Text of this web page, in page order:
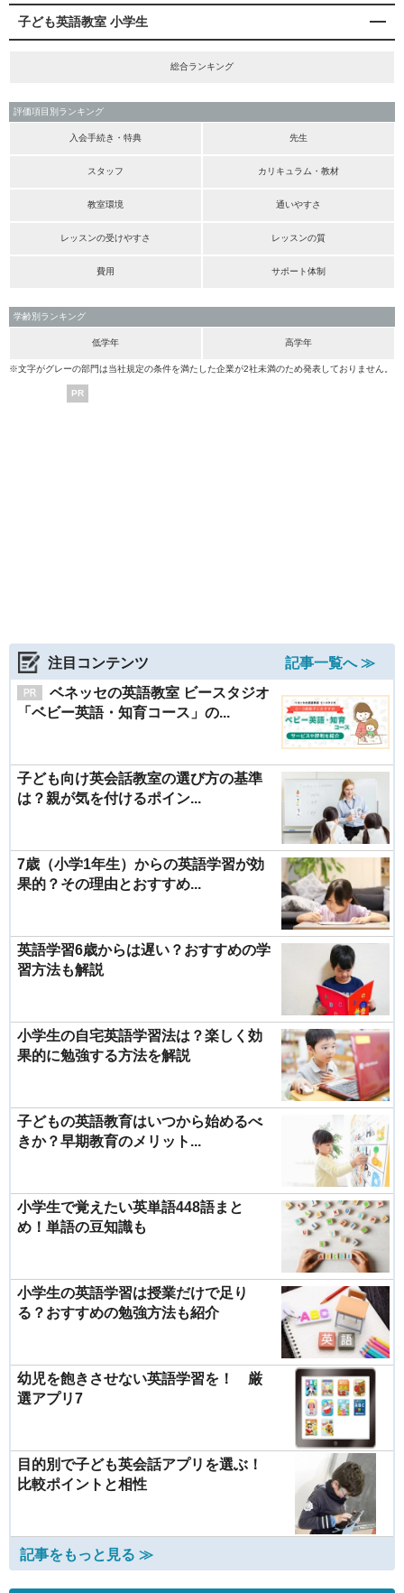
子ども英語教室 小学生
総合ランキング
評価項目別ランキング
入会手続き・特典 先生
スタッフ カリキュラム・教材
教室環境 通いやすさ
レッスンの受けやすさ レッスンの質
費用 サポート体制
学齢別ランキング
低学年 高学年
※文字がグレーの部門は当社規定の条件を満たした企業が2社未満のため発表しておりません。
PR
注目コンテンツ
記事一覧へ ≫
ベネッセの英語教室 ビースタジオ
「ベビー英語・知育コース」の...
子ども向け英会話教室の選び方の基準
は？親が気を付けるポイン...
7歳（小学1年生）からの英語学習が効
果的？その理由とおすすめ...
英語学習6歳からは遅い？おすすめの学
習方法も解説
小学生の自宅英語学習法は？楽しく効
果的に勉強する方法を解説
子どもの英語教育はいつから始めるべ
きか？早期教育のメリット...
小学生で覚えたい英単語448語まと
め！単語の豆知識も
小学生の英語学習は授業だけで足り
る？おすすめの勉強方法も紹介
幼児を飽きさせない英語学習を！ 厳
選アプリ7
目的別で子ども英会話アプリを選ぶ！
比較ポイントと相性
記事をもっと見る ≫